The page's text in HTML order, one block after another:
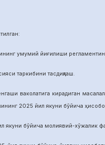
умумий йиғилиши регламентини
таркибини тасдиқлаш.
кирадиган масалалар
2025 йил якуни бўйича
бўйича молиявий-хўжалик